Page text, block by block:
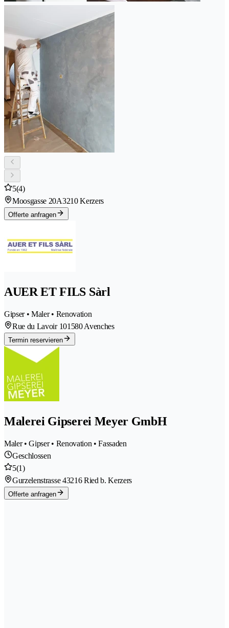
5(4)
Moosgasse 20A3210 Kerzers
Offerte anfragen
AUER ET FILS Sàrl
Gipser • Maler • Renovation
Rue du Lavoir 101580 Avenches
Termin reservieren
Malerei Gipserei Meyer GmbH
Maler • Gipser • Renovation • Fassaden
Geschlossen
5(1)
Gurzelenstrasse 43216 Ried b. Kerzers
Offerte anfragen